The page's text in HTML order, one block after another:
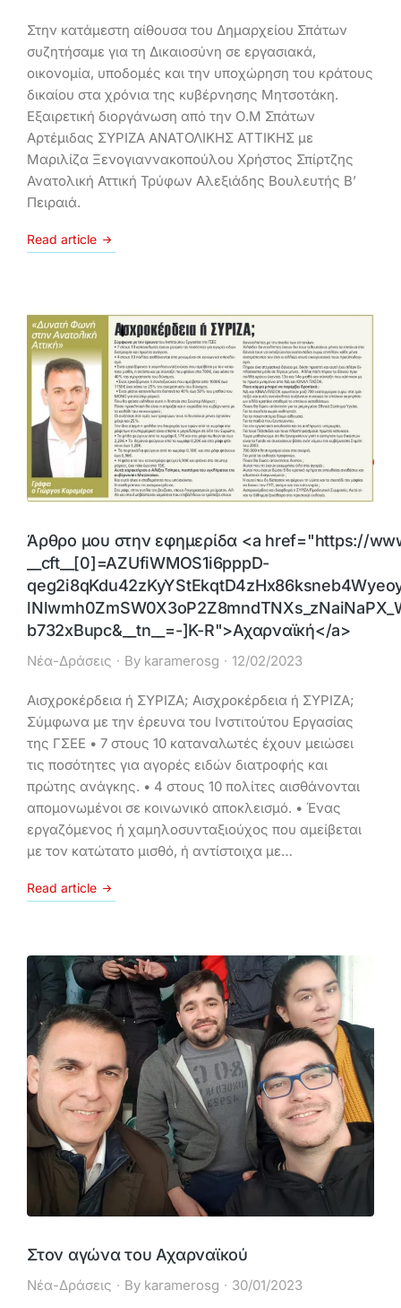
Στην κατάμεστη αίθουσα του Δημαρχείου Σπάτων
συζητήσαμε για τη Δικαιοσύνη σε εργασιακά,
οικονομία, υποδομές και την υποχώρηση του κράτους
δικαίου στα χρόνια της κυβέρνησης Μητσοτάκη.
Εξαιρετική διοργάνωση από την Ο.Μ Σπάτων
Αρτέμιδας ΣΥΡΙΖΑ ΑΝΑΤΟΛΙΚΗΣ ΑΤΤΙΚΗΣ με
Μαριλίζα Ξενογιαννακοπούλου Χρήστος Σπίρτζης
Ανατολική Αττική Τρύφων Αλεξιάδης Βουλευτής Β’
Πειραιά.
Read article
Άρθρο μου στην εφημερίδα <a href="https://
__cft__[0]=AZUfiWMOS1i6pppD-
b732xBupc&__tn__=-]K-R">Αχαρναϊκή</a>
Νέα-Δράσεις By karamerosg 12/02/2023
Αισχροκέρδεια ή ΣΥΡΙΖΑ; Αισχροκέρδεια ή ΣΥΡΙΖΑ;
Σύμφωνα με την έρευνα του Ινστιτούτου Εργασίας
της ΓΣΕΕ • 7 στους 10 καταναλωτές έχουν μειώσει
τις ποσότητες για αγορές ειδών διατροφής και
πρώτης ανάγκης. • 4 στους 10 πολίτες αισθάνονται
απομονωμένοι σε κοινωνικό αποκλεισμό. • Ένας
εργαζόμενος ή χαμηλοσυνταξιούχος που αμείβεται
με τον κατώτατο μισθό, ή αντίστοιχα με…
Read article
Στον αγώνα του Αχαρναϊκού
Νέα-Δράσεις By karamerosg 30/01/2023